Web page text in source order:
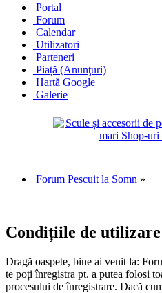
Portal
Forum
Calendar
Utilizatori
Parteneri
Piață (Anunţuri)
Hartă Google
Galerie
Forum Pescuit la Somn »
Condițiile de utilizare
Dragă oaspete, bine ai venit la:
te poți înregistra pt. a putea folosi
procesului de înregistrare. Dacă